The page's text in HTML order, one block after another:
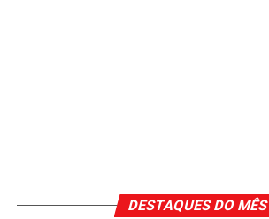
DESTAQUES DO MÊS